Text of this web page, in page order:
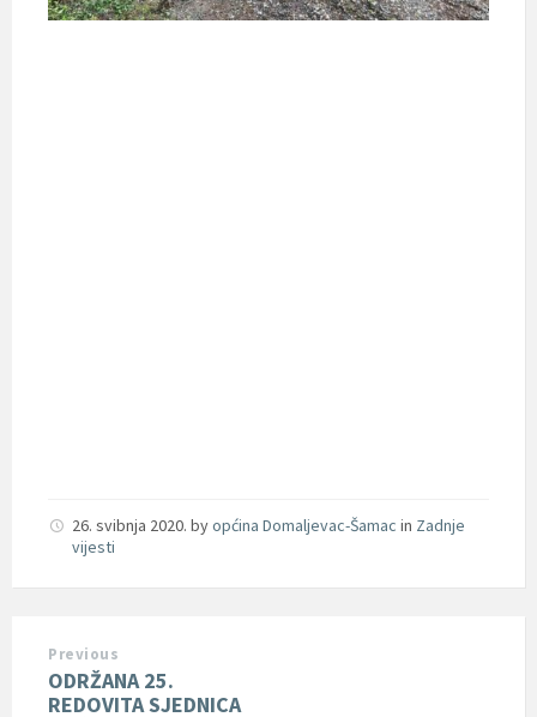
26. svibnja 2020. byopćina Domaljevac-Šamac in Zadnje
vijesti
Previous
ODRŽANA 25.
REDOVITA SJEDNICA